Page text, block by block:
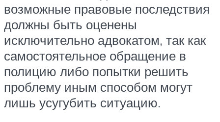
возможные правовые последствия
должны быть оценены
исключительно адвокатом, так как
самостоятельное обращение в
полицию либо попытки решить
проблему иным способом могут
лишь усугубить ситуацию.